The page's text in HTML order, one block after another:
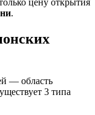
цену открытия
.
— область
3 типа